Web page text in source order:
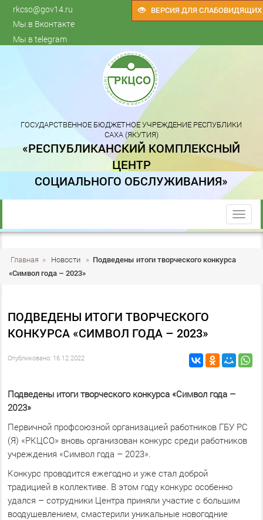
ВЕРСИЯ ДЛЯ СЛАБОВИДЯЩИХ
rkcso@gov14.ru
Мы в Вконтакте
Мы в telegram
ГОСУДАРСТВЕННОЕ БЮДЖЕТНОЕ УЧРЕЖДЕНИЕ РЕСПУБЛИКИ
САХА (ЯКУТИЯ)
«РЕСПУБЛИКАНСКИЙ КОМПЛЕКСНЫЙ
ЦЕНТР
СОЦИАЛЬНОГО ОБСЛУЖИВАНИЯ»
trk
Главная » Новости » Подведены итоги творческого конкурса
«Символ года – 2023»
ПОДВЕДЕНЫ ИТОГИ ТВОРЧЕСКОГО
КОНКУРСА «СИМВОЛ ГОДА – 2023»
Опубликовано: 16.12.2022
Подведены итоги творческого конкурса «Символ года –
2023»
Первичной профсоюзной организацией работников ГБУ РС
(Я) «РКЦСО» вновь организован конкурс среди работников
учреждения «Символ года – 2023».
Конкурс проводится ежегодно и уже стал доброй
традицией в коллективе. В этом году конкурс особенно
удался – сотрудники Центра приняли участие с большим
воодушевлением, смастерили уникальные новогодние